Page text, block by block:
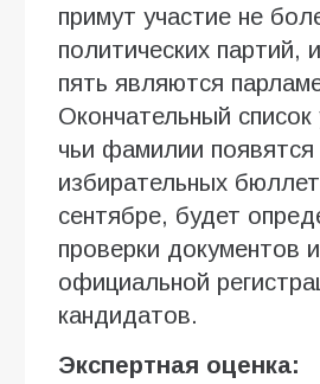
примут участие не
политических партий,
пять являются
Окончательный список
чьи фамилии появятся
избирательных
сентябре, будет
проверки документов и
официальной
кандидатов.
Экспертная оценка: